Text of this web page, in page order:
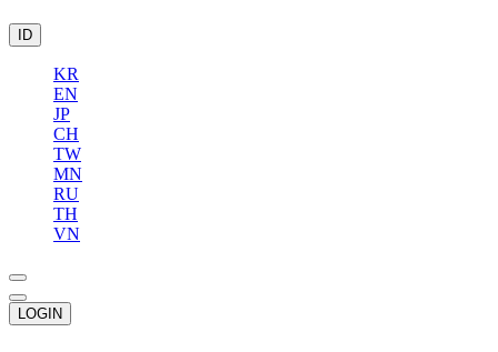
ID
KR
EN
JP
CH
TW
MN
RU
TH
VN
LOGIN